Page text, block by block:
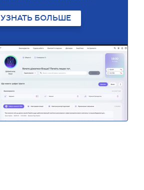
УЗНАТЬ БОЛЬШЕ